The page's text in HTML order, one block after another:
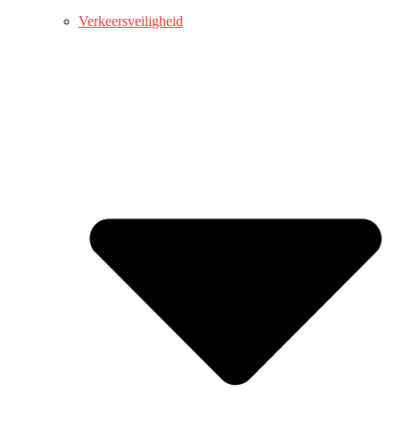
Verkeersveiligheid